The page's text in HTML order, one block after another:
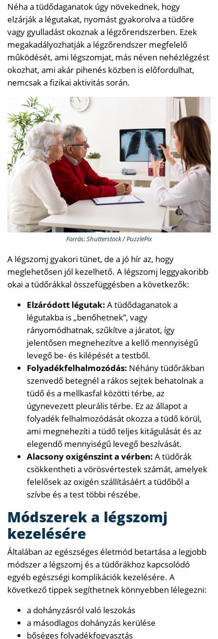
Néha a tüdődaganatok úgy növekednek, hogy
elzárják a légutakat, nyomást gyakorolva a tüdőre
vagy gyulladást okoznak a légzőrendszerben. Ezek
megakadályozhatják a légzőrendszer megfelelő
működését, ami légszomjat, más néven nehézlégzést
okozhat, ami akár pihenés közben is előfordulhat,
nemcsak a fizikai aktivitás során.
Forrás: Shutterstock / PuzzlePix
A légszomj gyakori tünet, de a jó hír az, hogy
meglehetősen jól kezelhető. A légszomj leggyakoribb
okai a tüdőrákkal összefüggésben a következők:
Elzáródott légutak: A tüdődaganatok a
légutakba is „benőhetnek”, vagy
rányomódhatnak, szűkítve a járatot, így
jelentősen megnehezítve a kellő mennyiségű
levegő be- és kilépését a testből.
Folyadékfelhalmozódás: Néhány tüdőrákban
szenvedő betegnél a rákos sejtek behatolnak a
tüdő és a mellkasfal közötti térbe, az
úgynevezett pleurális térbe. Ez az állapot a
folyadék felhalmozódását okozza a tüdő körül,
ami megnehezíti a tüdő teljes kitágulását és az
elegendő mennyiségű levegő beszívását.
Alacsony oxigénszint a vérben: A tüdőrák
csökkentheti a vörösvértestek számát, amelyek
felelősek az oxigén szállításáért a tüdőből a
szívbe és a test többi részébe.
Módszerek a légszomj
kezelésére
Általában az egészséges életmód betartása a legjobb
módszer a légszomj és a tüdőrákhoz kapcsolódó
egyéb egészségi komplikációk kezelésére. A
következő tippek segíthetnek könnyebben lélegezni:
a dohányzásról való leszokás
a másodlagos dohányzás kerülése
bőséges folyadékfogyasztás